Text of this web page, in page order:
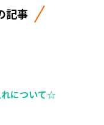
記事
れについて☆